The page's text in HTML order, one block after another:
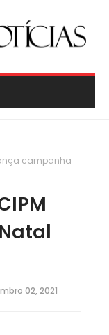
campanha
02, 2021